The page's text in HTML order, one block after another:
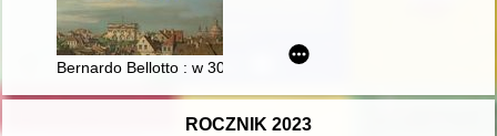
Bernardo Bellotto : w 300. rocznicę urodzin malarza
ROCZNIK 2023